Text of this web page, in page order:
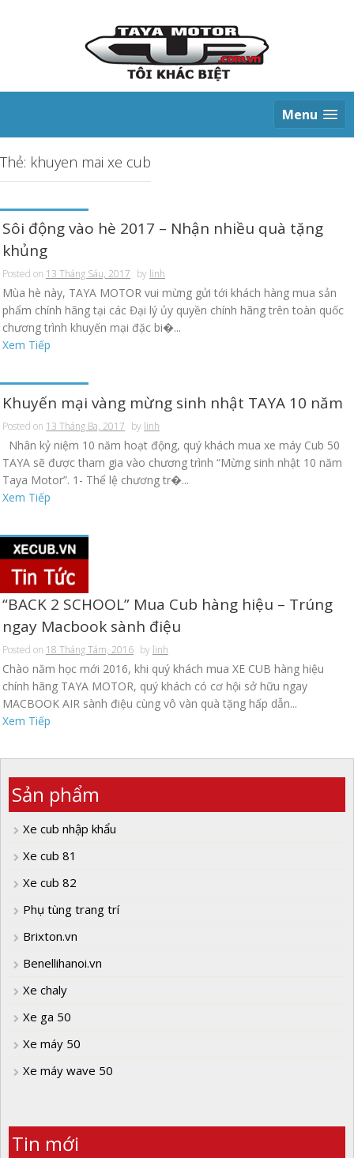
n
e
n
Menu
Thẻ: khuyen mai xe cub
Sôi động vào hè 2017 – Nhận nhiều quà tặng
khủng
Posted on 13 Tháng Sáu, 2017 by linh
Mùa hè này, TAYA MOTOR vui mừng gửi tới khách hàng mua sản
phẩm chính hãng tại các Đại lý ủy quyền chính hãng trên toàn quốc
chương trình khuyến mại đặc bi�...
Xem Tiếp
Khuyến mại vàng mừng sinh nhật TAYA 10 năm
Posted on 13 Tháng Ba, 2017 by linh
Nhân kỷ niệm 10 năm hoạt động, quý khách mua xe máy Cub 50
TAYA sẽ được tham gia vào chương trình “Mừng sinh nhật 10 năm
Taya Motor”. 1- Thể lệ chương tr�...
Xem Tiếp
“BACK 2 SCHOOL” Mua Cub hàng hiệu – Trúng
ngay Macbook sành điệu
Posted on 18 Tháng Tám, 2016 by linh
Chào năm học mới 2016, khi quý khách mua XE CUB hàng hiệu
chính hãng TAYA MOTOR, quý khách có cơ hội sở hữu ngay
MACBOOK AIR sành điệu cùng vô vàn quà tặng hấp dẫn...
Xem Tiếp
Sản phẩm
Xe cub nhập khẩu
Xe cub 81
Xe cub 82
Phụ tùng trang trí
Brixton.vn
Benellihanoi.vn
Xe chaly
Xe ga 50
Xe máy 50
Xe máy wave 50
Tin mới